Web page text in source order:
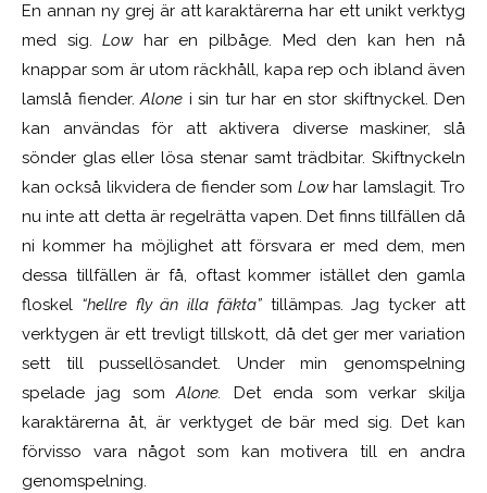
En annan ny grej är att karaktärerna har ett unikt verktyg
med sig.Low
har en pilbåge. Med den kan hen nå
knappar som är utom räckhåll, kapa rep och ibland även
lamslå fiender.Alone i sin tur har en stor skiftnyckel. Den
kan användas för att aktivera diverse maskiner, slå
sönder glas eller lösa stenar samt trädbitar. Skiftnyckeln
kan också likvidera de fiender som Low har lamslagit. Tro
nu inte att detta är regelrätta vapen. Det finns tillfällen då
ni kommer ha möjlighet att försvara er med dem, men
dessa tillfällen är få, oftast kommer istället den gamla
floskel “hellre fly än illa fäkta” tillämpas. Jag tycker att
verktygen är ett trevligt tillskott, då det ger mer variation
sett till pussellösandet. Under min genomspelning
spelade jag somAlone.
Det enda som verkar skilja
karaktärerna åt, är verktyget de bär med sig. Det kan
förvisso vara något som kan motivera till en andra
genomspelning.